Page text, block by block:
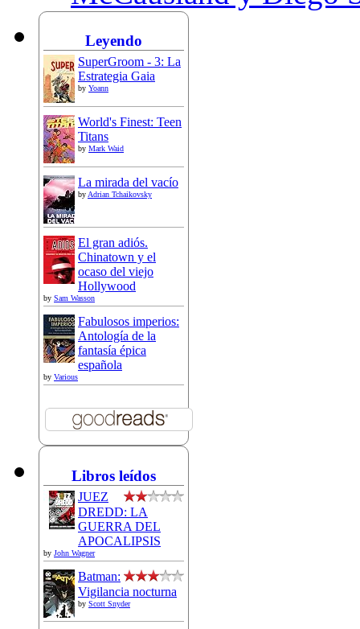
Leyendo
SuperGroom - 3: La
Estrategia Gaia
by Yoann
World's Finest: Teen
Titans
by Mark Waid
La mirada del vacío
byAdrian Tchaikovsky
El gran adiós.
Chinatown y el
ocaso del viejo
Hollywood
by Sam Wasson
Fabulosos imperios:
Antología de la
fantasía épica
española
by Various
Libros leídos
JUEZ
DREDD: LA
GUERRA DEL
APOCALIPSIS
by John Wagner
Batman:
Vigilancia nocturna
by Scott Snyder